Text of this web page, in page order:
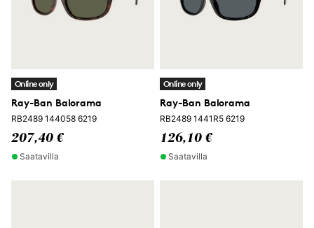
Online only
Ray-Ban Balorama
RB2489 144058 6219
207,40 €
Saatavilla
Online only
Ray-Ban Balorama
RB2489 1441R5 6219
126,10 €
Saatavilla